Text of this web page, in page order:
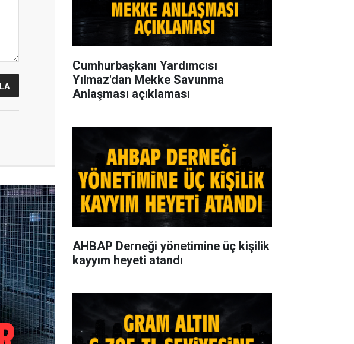
Cumhurbaşkanı Yardımcısı
Yılmaz'dan Mekke Savunma
Anlaşması açıklaması
AHBAP Derneği yönetimine üç kişilik
kayyım heyeti atandı